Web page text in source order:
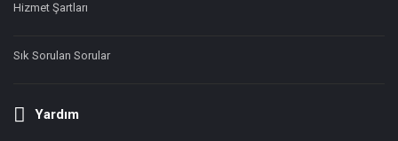
Hizmet Şartları
Sık Sorulan Sorular
Yardım